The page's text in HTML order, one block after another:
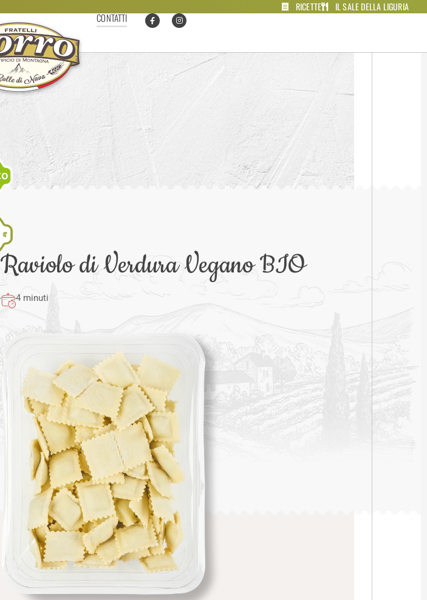
RICETTE IL SALE DELLA LIGURIA
CONTATTI
Raviolo di Verdura Vegano BIO
4 minuti